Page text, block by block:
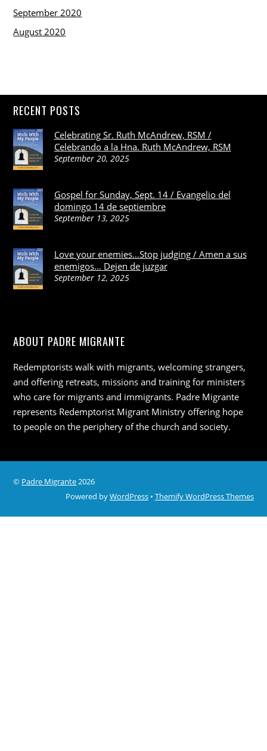
September 2020
August 2020
RECENT POSTS
Celebrating Sr. Ruth McAndrew, RSM /
Celebrando a la Hna. Ruth McAndrew, RSM
September 20, 2025
Gospel for Sunday, Sept. 14 / Evangelio del
domingo 14 de septiembre
September 13, 2025
Love your enemies…Stop judging / Amen a sus
enemigos… Dejen de juzgar
September 12, 2025
ABOUT PADRE MIGRANTE
Redemptorists walk with migrants, welcoming strangers,
and offering retreats, missions and training for ministers
who care for migrants and immigrants. Padre Migrante
represents Redemptorist Migrant Ministry offering hope
to people on the periphery of the church and society.
© Padre Migrante2026
Powered byWordPress• Themify WordPress Themes